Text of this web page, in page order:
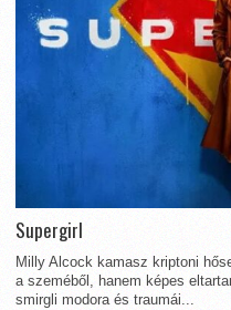
Supergirl
Milly Alcock kamasz kriptoni
a szeméből, hanem képes
smirgli modora és traumái...